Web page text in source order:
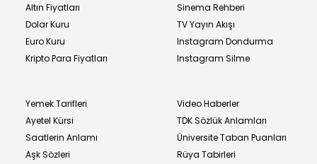
Altın Fiyatları
Dolar Kuru
Euro Kuru
Kripto Para Fiyatları
Sinema Rehberi
TV Yayın Akışı
Instagram Dondurma
Instagram Silme
Yemek Tarifleri
Ayetel Kürsi
Saatlerin Anlamı
Aşk Sözleri
Video Haberler
TDK Sözlük Anlamları
Üniversite Taban Puanları
Rüya Tabirleri